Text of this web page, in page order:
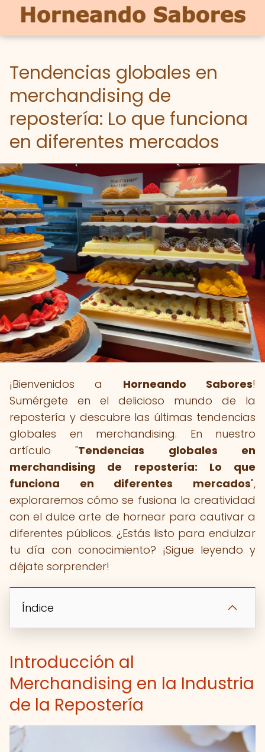
Tendencias globales en
merchandising de
repostería: Lo que funciona
en diferentes mercados
¡Bienvenidos a Horneando Sabores!
Sumérgete en el delicioso mundo de la
repostería y descubre las últimas tendencias
globales en merchandising. En nuestro
artículo "Tendencias globales en
merchandising de repostería: Lo que
funciona en diferentes mercados",
exploraremos cómo se fusiona la creatividad
con el dulce arte de hornear para cautivar a
diferentes públicos. ¿Estás listo para endulzar
tu día con conocimiento? ¡Sigue leyendo y
déjate sorprender!
Índice
Introducción al
Merchandising en la Industria
de la Repostería